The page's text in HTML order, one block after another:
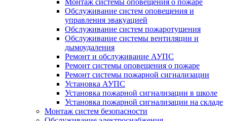
Монтаж системы оповещения о пожаре
Обслуживание систем оповещения и
управления эвакуацией
Обслуживание систем пожаротушения
Обслуживание системы вентиляции и
дымоудаления
Ремонт и обслуживание АУПС
Ремонт системы оповещения о пожаре
Ремонт системы пожарной сигнализации
Установка АУПС
Установка пожарной сигнализации в школе
Установка пожарной сигнализации на складе
Монтаж систем безопасности